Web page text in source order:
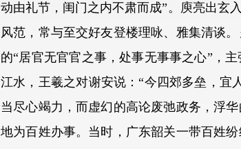
动由礼节，闺门之内不肃而成”。庾亮出玄
风范，常与至交好友登楼理咏、雅集清谈
的“居官无官官之事，处事无事事之心”，
江水，王羲之对谢安说：“今四郊多垒，宜
当尽心竭力，而虚幻的高论废弛政务，浮
地为百姓办事。当时，广东韶关一带百姓